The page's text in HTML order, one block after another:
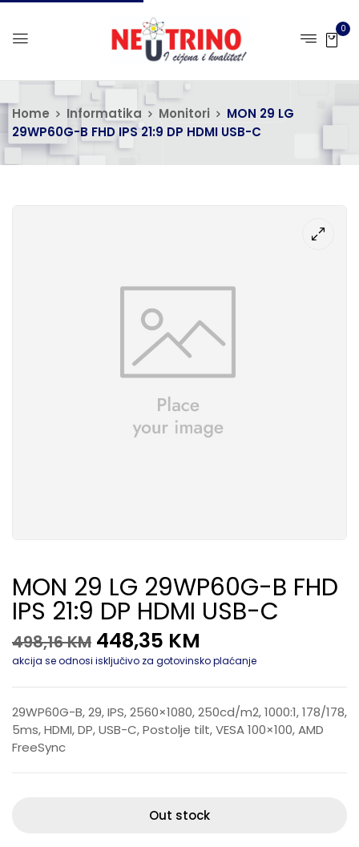
0
Home Informatika Monitori
MON 29 LG
29WP60G-B FHD IPS 21:9 DP HDMI USB-C
MON 29 LG 29WP60G-B FHD
IPS 21:9 DP HDMI USB-C
498,16KM 448,35 KM
akcija se odnosi isključivo za gotovinsko plaćanje
29WP60G-B, 29, IPS, 2560×1080, 250cd/m2, 1000:1, 178/178,
5ms, HDMI, DP, USB-C, Postolje tilt, VESA 100×100, AMD
FreeSync
Out stock